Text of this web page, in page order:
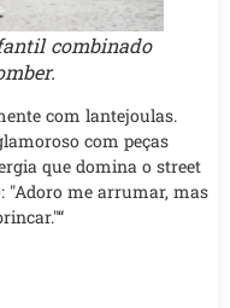
combinado
com lantejoulas.
com peças
que domina o street
"Adoro me arrumar, mas